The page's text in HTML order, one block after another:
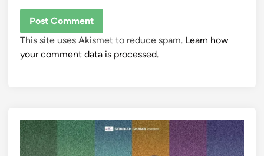
This site uses Akismet to reduce spam. Learn how
your comment data is processed.